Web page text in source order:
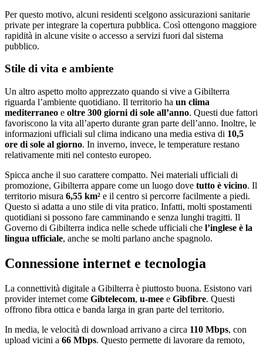
Per questo motivo, alcuni residenti scelgono assicurazioni sanitarie
private per integrare la copertura pubblica. Così ottengono maggiore
rapidità in alcune visite o accesso a servizi fuori dal sistema
pubblico.
Stile di vita e ambiente
Un altro aspetto molto apprezzato quando si vive a Gibilterra
riguarda l’ambiente quotidiano. Il territorio ha un clima
mediterraneo e oltre 300 giorni di sole all’anno. Questi due fattori
favoriscono la vita all’aperto durante gran parte dell’anno. Inoltre, le
informazioni ufficiali sul clima indicano una media estiva di 10,5
ore di sole al giorno. In inverno, invece, le temperature restano
relativamente miti nel contesto europeo.
Spicca anche il suo carattere compatto. Nei materiali ufficiali di
promozione, Gibilterra appare come un luogo dove tutto è vicino. Il
territorio misura 6,55 km² e il centro si percorre facilmente a piedi.
Questo si adatta a uno stile di vita pratico. Infatti, molti spostamenti
quotidiani si possono fare camminando e senza lunghi tragitti. Il
Governo di Gibilterra indica nelle schede ufficiali che l’inglese è la
lingua ufficiale, anche se molti parlano anche spagnolo.
Connessione internet e tecnologia
La connettività digitale a Gibilterra è piuttosto buona. Esistono vari
provider internet come Gibtelecom, u-mee e Gibfibre. Questi
offrono fibra ottica e banda larga in gran parte del territorio.
In media, le velocità di download arrivano a circa 110 Mbps, con
upload vicini a 66 Mbps. Questo permette di lavorare da remoto,